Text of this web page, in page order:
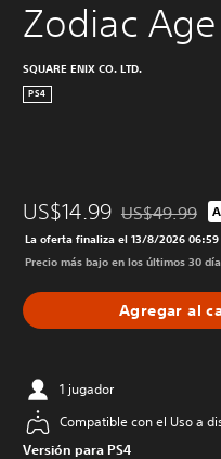
Zodiac Age
SQUARE ENIX CO. LTD.
PS4
US$14.99 Rebajado del
US$49.99
La oferta finaliza el 13/8/2026 06:59
Precio más bajo en los últimos 30
Agregar al
1 jugador
Compatible con el Uso a
Versión para PS4